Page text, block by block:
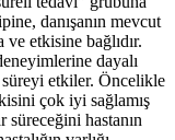
danışanın mevcut
ve etkisine bağlıdır.
dayalı
etkiler. Öncelikle
çok iyi sağlamış
hastanın